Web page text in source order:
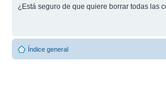
¿Está seguro de que quiere borrar todas las
Índice general